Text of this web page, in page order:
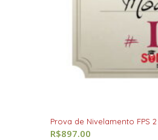
Prova de Nivelamento FPS
R$897.00